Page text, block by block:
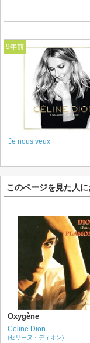
9年前
Je nous veux
このページを見た人
Oxygène
Celine Dion
(セリーヌ・ディオン)